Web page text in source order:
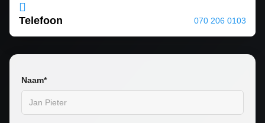
Naam*

Telefoon 070 206 0103